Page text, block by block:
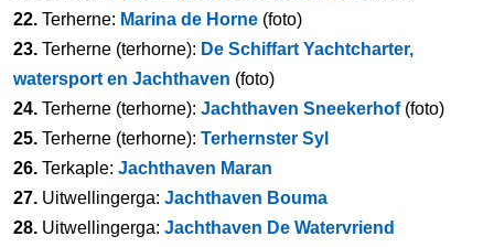
22. Terherne: Marina de Horne (foto)
23. Terherne (terhorne): De Schiffart Yachtcharter,
watersport en Jachthaven (foto)
24. Terherne (terhorne): Jachthaven Sneekerhof(foto)
25. Terherne (terhorne): Terhernster Syl
26. Terkaple: Jachthaven Maran
27. Uitwellingerga: Jachthaven Bouma
28. Uitwellingerga: Jachthaven De Watervriend